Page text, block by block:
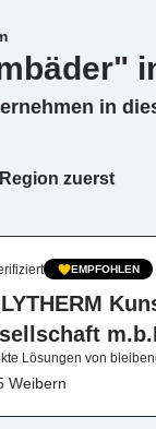
in
zuerst
EMPFOHLEN
Lösungen von
Weibern